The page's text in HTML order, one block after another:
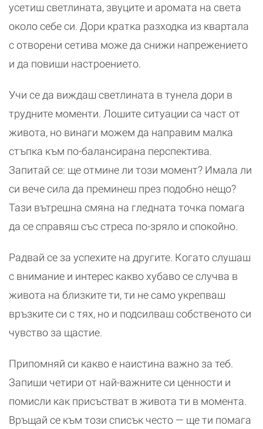
усетиш светлината, звуците и аромата на света
около себе си. Дори кратка разходка из квартала
с отворени сетива може да снижи напрежението
и да повиши настроението.
Учи се да виждаш светлината в тунела дори в
трудните моменти. Лошите ситуации са част от
живота, но винаги можем да направим малка
стъпка към по-балансирана перспектива.
Запитай се: ще отмине ли този момент? Имала ли
си вече сила да преминеш през подобно нещо?
Тази вътрешна смяна на гледната точка помага
да се справяш със стреса по-зряло и спокойно.
Радвай се за успехите на другите. Когато слушаш
с внимание и интерес какво хубаво се случва в
живота на близките ти, ти не само укрепваш
връзките си с тях, но и подсилваш собственото си
чувство за щастие.
Припомняй си какво е наистина важно за теб.
Запиши четири от най-важните си ценности и
помисли как присъстват в живота ти в момента.
Връщай се към този списък често — ще ти помага